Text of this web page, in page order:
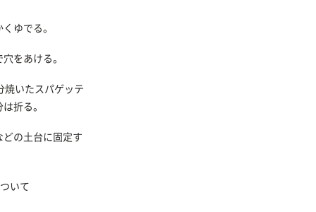
ゆでる。
をあける。
焼いたスパゲッテ
折る。
どの土台に固定す
いて